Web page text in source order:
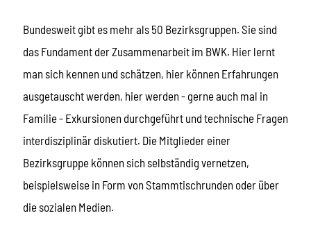
Bundesweit gibt es mehr als 50 Bezirksgruppen. Sie sind
das Fundament der Zusammenarbeit im BWK. Hier lernt
man sich kennen und schätzen, hier können Erfahrungen
ausgetauscht werden, hier werden - gerne auch mal in
Familie - Exkursionen durchgeführt und technische Fragen
interdisziplinär diskutiert. Die Mitglieder einer
Bezirksgruppe können sich selbständig vernetzen,
beispielsweise in Form von Stammtischrunden oder über
die sozialen Medien.